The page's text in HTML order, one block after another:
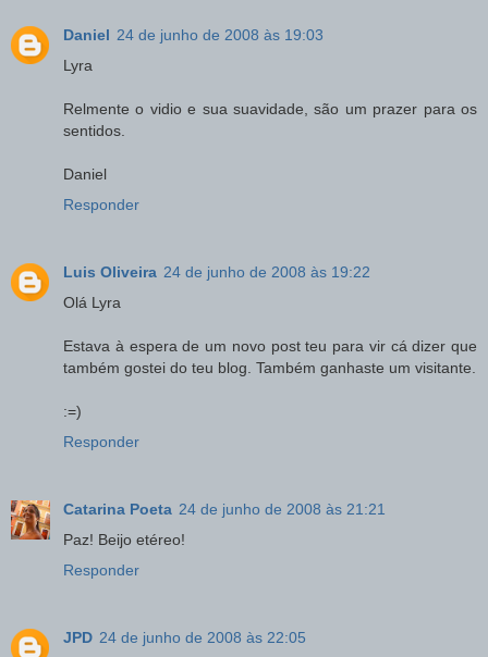
Daniel 24 de junho de 2008 às 19:03
Lyra
Relmente o vidio e sua suavidade, são um prazer para os
sentidos.
Daniel
Responder
Luis Oliveira 24 de junho de 2008 às 19:22
Olá Lyra
Estava à espera de um novo post teu para vir cá dizer que
também gostei do teu blog. Também ganhaste um visitante.
:=)
Responder
Catarina Poeta 24 de junho de 2008 às 21:21
Paz! Beijo etéreo!
Responder
JPD 24 de junho de 2008 às 22:05